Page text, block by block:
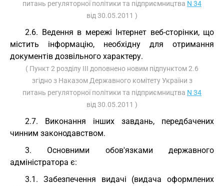
питань регуляторної політики та підприємництва N 34
від 30.05.2011 )
2.6. Ведення в мережі Інтернет веб-сторінки, що
містить інформацію, необхідну для отримання
документів дозвільного характеру.
( Пункт 2 розділу III доповнено новим підпунктом 2.6
згідно з Наказом Державного комітету України з
питань регуляторної політики та підприємництва N 34
від 30.05.2011 )
2.7. Виконання інших завдань, передбачених
чинним законодавством.
3. Основними обов'язками державного
адміністратора є:
3.1. Забезпечення видачі (видача оформлених